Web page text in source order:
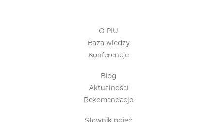
O PIU
Baza wiedzy
Konferencje
Blog
Aktualności
Rekomendacje
Słownik pojęć